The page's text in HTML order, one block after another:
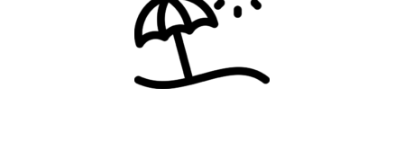
Un peu d'histoire
Une touche de géographie
Une pincée d'économie
Nuances de tourisme et